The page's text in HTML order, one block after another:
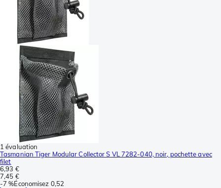
1 évaluation
Tasmanian Tiger Modular Collector S VL 7282-040, noir, pochette avec
filet
6,93 €
7,45 €
-7 %Économisez 0,52